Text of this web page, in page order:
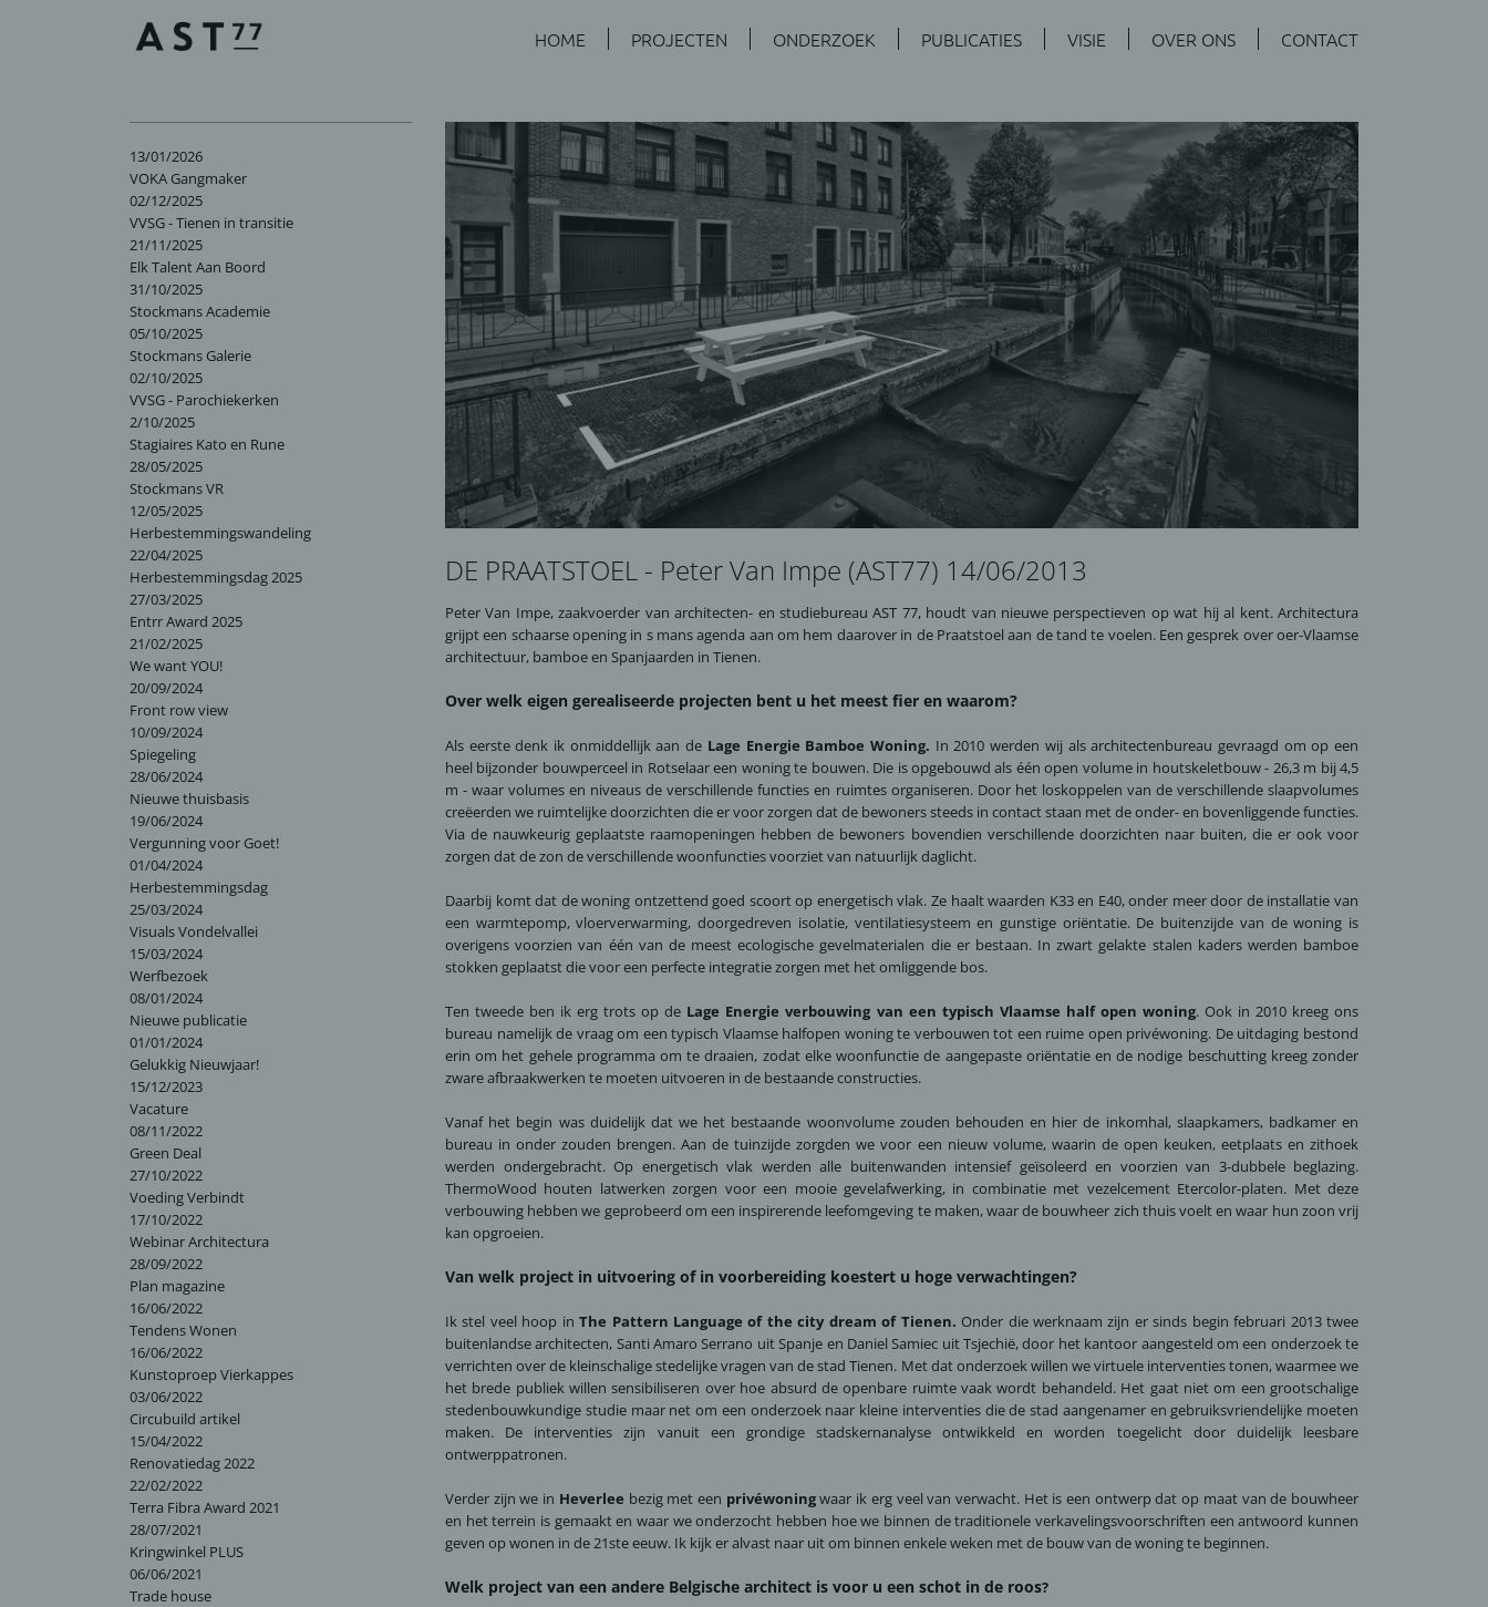
HOME PROJECTEN ONDERZOEK PUBLICATIES VISIE OVER ONS CONTACT
13/01/2026
VOKA Gangmaker
02/12/2025
VVSG - Tienen in transitie
21/11/2025
Elk Talent Aan Boord
31/10/2025
Stockmans Academie
05/10/2025
Stockmans Galerie
02/10/2025
VVSG - Parochiekerken
2/10/2025
Stagiaires Kato en Rune
28/05/2025
Stockmans VR
12/05/2025
Herbestemmingswandeling
22/04/2025
Herbestemmingsdag 2025
27/03/2025
Entrr Award 2025
21/02/2025
We want YOU!
20/09/2024
Front row view
10/09/2024
Spiegeling
28/06/2024
Nieuwe thuisbasis
19/06/2024
Vergunning voor Goet!
01/04/2024
Herbestemmingsdag
25/03/2024
Visuals Vondelvallei
15/03/2024
Werfbezoek
08/01/2024
Nieuwe publicatie
01/01/2024
Gelukkig Nieuwjaar!
15/12/2023
Vacature
08/11/2022
Green Deal
27/10/2022
Voeding Verbindt
17/10/2022
Webinar Architectura
28/09/2022
Plan magazine
16/06/2022
Tendens Wonen
16/06/2022
Kunstoproep Vierkappes
03/06/2022
Circubuild artikel
15/04/2022
Renovatiedag 2022
22/02/2022
Terra Fibra Award 2021
28/07/2021
Kringwinkel PLUS
06/06/2021
Trade house
DE PRAATSTOEL - Peter Van Impe (AST77) 14/06/2013
Peter Van Impe, zaakvoerder van architecten- en studiebureau AST 77, houdt van nieuwe perspectieven op wat hij al kent. Architectura
grijpt een schaarse opening in s mans agenda aan om hem daarover in de Praatstoel aan de tand te voelen. Een gesprek over oer-Vlaamse
architectuur, bamboe en Spanjaarden in Tienen.
Over welk eigen gerealiseerde projecten bent u het meest fier en waarom?
Als eerste denk ik onmiddellijk aan de Lage Energie Bamboe Woning. In 2010 werden wij als architectenbureau gevraagd om op een
heel bijzonder bouwperceel in Rotselaar een woning te bouwen. Die is opgebouwd als één open volume in houtskeletbouw - 26,3 m bij 4,5
m - waar volumes en niveaus de verschillende functies en ruimtes organiseren. Door het loskoppelen van de verschillende slaapvolumes
creëerden we ruimtelijke doorzichten die er voor zorgen dat de bewoners steeds in contact staan met de onder- en bovenliggende functies.
Via de nauwkeurig geplaatste raamopeningen hebben de bewoners bovendien verschillende doorzichten naar buiten, die er ook voor
zorgen dat de zon de verschillende woonfuncties voorziet van natuurlijk daglicht.
Daarbij komt dat de woning ontzettend goed scoort op energetisch vlak. Ze haalt waarden K33 en E40, onder meer door de installatie van
een warmtepomp, vloerverwarming, doorgedreven isolatie, ventilatiesysteem en gunstige oriëntatie. De buitenzijde van de woning is
overigens voorzien van één van de meest ecologische gevelmaterialen die er bestaan. In zwart gelakte stalen kaders werden bamboe
stokken geplaatst die voor een perfecte integratie zorgen met het omliggende bos.
Ten tweede ben ik erg trots op de Lage Energie verbouwing van een typisch Vlaamse half open woning. Ook in 2010 kreeg ons
bureau namelijk de vraag om een typisch Vlaamse halfopen woning te verbouwen tot een ruime open privéwoning. De uitdaging bestond
erin om het gehele programma om te draaien, zodat elke woonfunctie de aangepaste oriëntatie en de nodige beschutting kreeg zonder
zware afbraakwerken te moeten uitvoeren in de bestaande constructies.
Vanaf het begin was duidelijk dat we het bestaande woonvolume zouden behouden en hier de inkomhal, slaapkamers, badkamer en
bureau in onder zouden brengen. Aan de tuinzijde zorgden we voor een nieuw volume, waarin de open keuken, eetplaats en zithoek
werden ondergebracht. Op energetisch vlak werden alle buitenwanden intensief geïsoleerd en voorzien van 3-dubbele beglazing.
ThermoWood houten latwerken zorgen voor een mooie gevelafwerking, in combinatie met vezelcement Etercolor-platen. Met deze
verbouwing hebben we geprobeerd om een inspirerende leefomgeving te maken, waar de bouwheer zich thuis voelt en waar hun zoon vrij
kan opgroeien.
Van welk project in uitvoering of in voorbereiding koestert u hoge verwachtingen?
Ik stel veel hoop inThe Pattern Language of the city dream of Tienen. Onder die werknaam zijn er sinds begin februari 2013 twee
buitenlandse architecten, Santi Amaro Serrano uit Spanje en Daniel Samiec uit Tsjechië, door het kantoor aangesteld om een onderzoek te
verrichten over de kleinschalige stedelijke vragen van de stad Tienen. Met dat onderzoek willen we virtuele interventies tonen, waarmee we
het brede publiek willen sensibiliseren over hoe absurd de openbare ruimte vaak wordt behandeld. Het gaat niet om een grootschalige
stedenbouwkundige studie maar net om een onderzoek naar kleine interventies die de stad aangenamer en gebruiksvriendelijke moeten
maken. De interventies zijn vanuit een grondige stadskernanalyse ontwikkeld en worden toegelicht door duidelijk leesbare
ontwerppatronen.
Verder zijn we in Heverlee bezig met een privéwoningwaar ik erg veel van verwacht. Het is een ontwerp dat op maat van de bouwheer
en het terrein is gemaakt en waar we onderzocht hebben hoe we binnen de traditionele verkavelingsvoorschriften een antwoord kunnen
geven op wonen in de 21ste eeuw. Ik kijk er alvast naar uit om binnen enkele weken met de bouw van de woning te beginnen.
Welk project van een andere Belgische architect is voor u een schot in de roos?